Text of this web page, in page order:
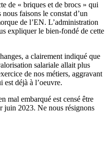
de « briques et de brocs » qui
faisons le constat d’un
de l’EN. L’administration
expliquer le bien-fondé de cette
a clairement indiqué que
salariale allait plus
de nos métiers, aggravant
est déjà à l’oeuvre.
mal embarqué est censé être
juin 2023. Ne nous résignons